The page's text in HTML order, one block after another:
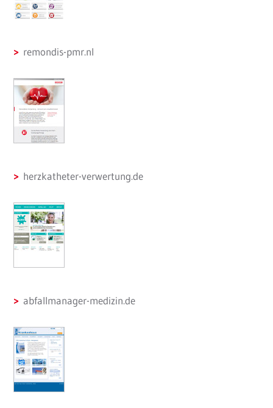
remondis-pmr.nl
herzkatheter-verwertung.de
abfallmanager-medizin.de